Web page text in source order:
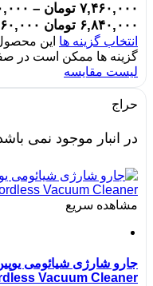
۷,۴۶۰,۰۰۰ تومان –
۶,۸۴۰,۰۰۰ تومان through ۷,۴۶۰,۰۰۰ تومان
انتخاب گزینه ها این
گزینه ها ممکن است در
لیست مقایسه
حراج
در انبار موجود نمی
مشاهده سریع
Vacuum Cleaner